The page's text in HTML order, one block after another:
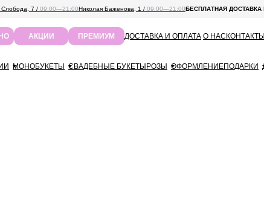
Слобода, 7 / 09:00—21:00Николая Баженова, 1 / 09:00—21:00БЕСПЛАТНАЯ
АКЦИИ ПРЕМИУМ ДОСТАВКА И ОПЛАТА О НАСКОНТАКТЫ
МОНОБУКЕТЫ СВАДЕБНЫЕ БУКЕТЫРОЗЫ ОФОРМЛЕНИЕПОДАРКИ